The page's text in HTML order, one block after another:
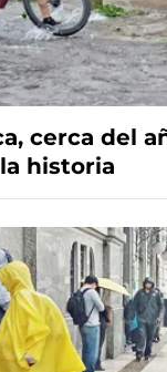
cerca del
historia